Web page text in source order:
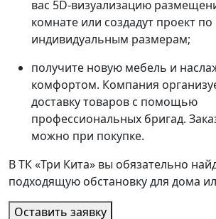
вас 5D-визуализацию
комнате или создадут проект по
индивидуальным размерам;
получите новую мебель и
комфортом. Компания
доставку товаров с помощью
профессиональных бригад.
можно при покупке.
В ТК «Три Кита» вы обязательно
подходящую обстановку для дома
Оставить заявку